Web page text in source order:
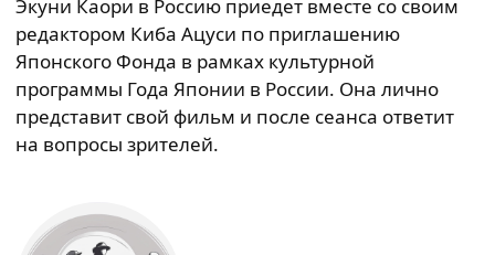
Экуни Каори в Россию приедет вместе со своим
редактором Киба Ацуси по приглашению
Японского Фонда в рамках культурной
программы Года Японии в России. Она лично
представит свой фильм и после сеанса ответит
на вопросы зрителей.